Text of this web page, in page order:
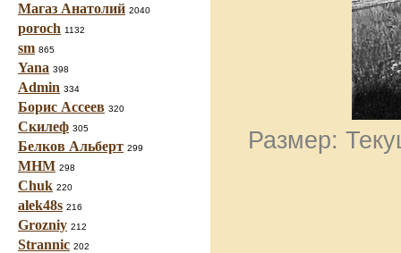
Магаз Анатолий 2040
poroch 1132
sm 865
Yana 398
Admin 334
Борис Ассеев 320
Скилеф 305
Белков Альберт 299
МНМ 298
Chuk 220
alek48s 216
Grozniy 212
Strannic 202
Размер: